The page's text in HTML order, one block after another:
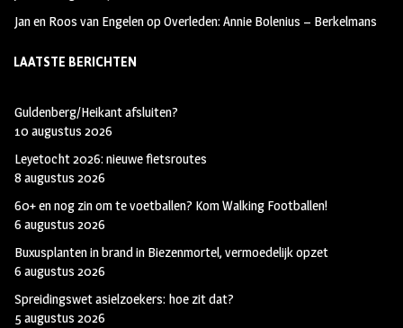
Jan en Roos van EngelenopOverleden: Annie Bolenius – Berkelmans
LAATSTE BERICHTEN
Guldenberg/Heikant afsluiten?
10 augustus 2026
Leyetocht 2026: nieuwe fietsroutes
8 augustus 2026
60+ en nog zin om te voetballen? Kom Walking Footballen!
6 augustus 2026
Buxusplanten in brand in Biezenmortel, vermoedelijk opzet
6 augustus 2026
Spreidingswet asielzoekers: hoe zit dat?
5 augustus 2026